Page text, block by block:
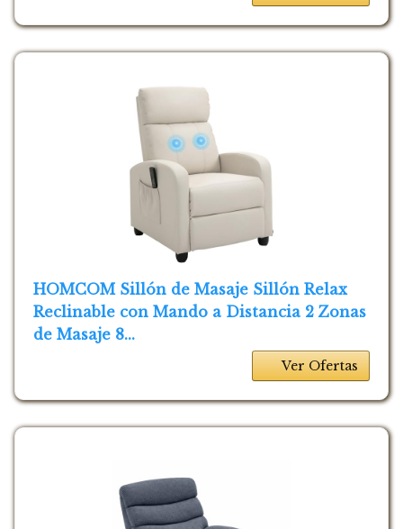
HOMCOM Sillón de Masaje Sillón Relax
Reclinable con Mando a Distancia 2 Zonas
de Masaje 8...
Ver Ofertas